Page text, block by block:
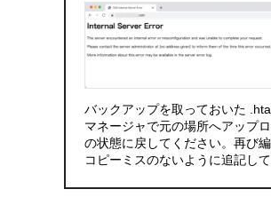
バックアップを取っておいた
マネージャで元の場所へアップ
の状態に戻してください。再び編
コピーミスのないように追記して